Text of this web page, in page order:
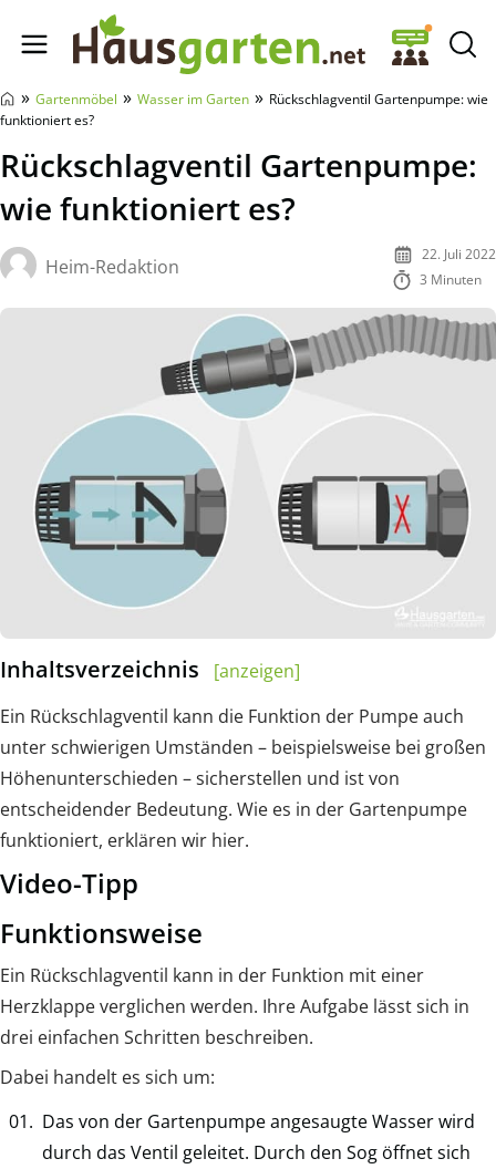
Hausgarten.net
» Gartenmöbel » Wasser im Garten » Rückschlagventil Gartenpumpe: wie
funktioniert es?
Rückschlagventil Gartenpumpe:
wie funktioniert es?
Heim-Redaktion
22. Juli 2022
3 Minuten
Inhaltsverzeichnis
[anzeigen]
Ein Rückschlagventil kann die Funktion der Pumpe auch
unter schwierigen Umständen – beispielsweise bei großen
Höhenunterschieden – sicherstellen und ist von
entscheidender Bedeutung. Wie es in der Gartenpumpe
funktioniert, erklären wir hier.
Video-Tipp
Funktionsweise
Ein Rückschlagventil kann in der Funktion mit einer
Herzklappe verglichen werden. Ihre Aufgabe lässt sich in
drei einfachen Schritten beschreiben.
Dabei handelt es sich um:
Das von der Gartenpumpe angesaugte Wasser wird
durch das Ventil geleitet. Durch den Sog öffnet sich